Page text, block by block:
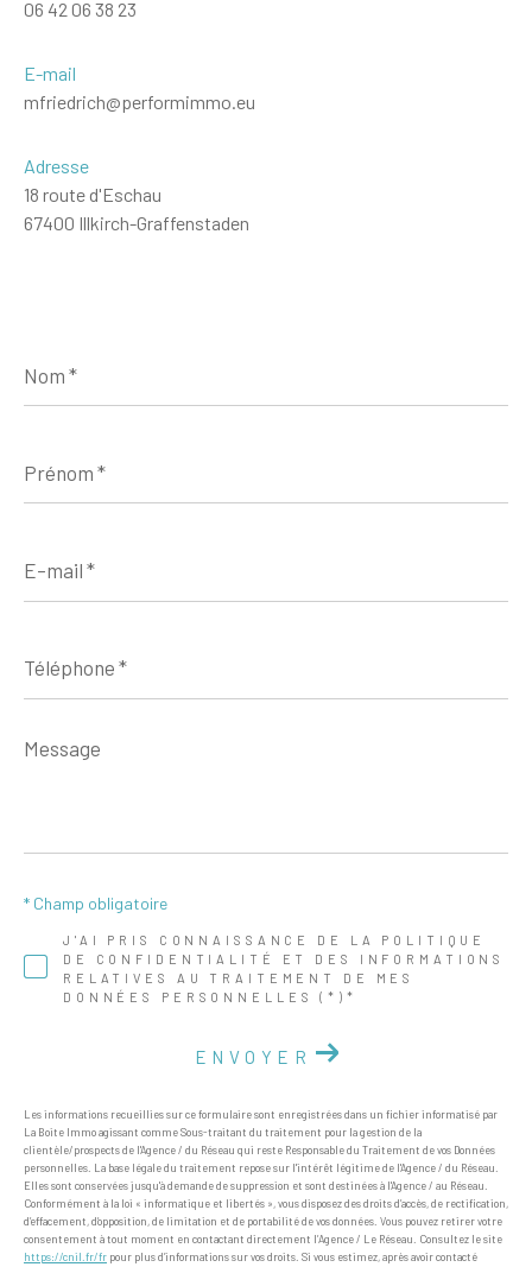
06 42 06 38 23
E-mail
mfriedrich@performimmo.eu
Adresse
18 route d'Eschau
67400 Illkirch-Graffenstaden
*
*
mail
*
*
Message
*
J'AI PRIS CONNAISSANCE DE LA POLITIQUE
DE CONFIDENTIALITÉ ET DES INFORMATIONS
RELATIVES AU TRAITEMENT DE MES
DONNÉES PERSONNELLES (*)*
* Champ obligatoire
ENVOYER
Les informations recueillies sur ce formulaire sont enregistrées dans un fichier informatisé par
La Boite Immo agissant comme Sous-traitant du traitement pour la gestion de la
clientèle/prospects de l'Agence / du Réseau qui reste Responsable du Traitement de vos Données
personnelles. La base légale du traitement repose sur l'intérêt légitime de l'Agence / du Réseau.
Elles sont conservées jusqu'à demande de suppression et sont destinées à l'Agence / au Réseau.
Conformément à la loi « informatique et libertés », vous disposez des droits d’accès, de rectification,
d’effacement, d’opposition, de limitation et de portabilité de vos données. Vous pouvez retirer votre
consentement à tout moment en contactant directement l’Agence / Le Réseau. Consultez le site
https://cnil.fr/fr pour plus d’informations sur vos droits. Si vous estimez, après avoir contacté